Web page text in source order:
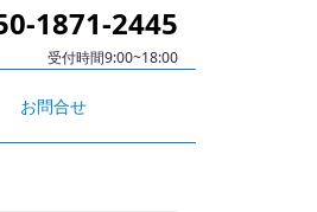
1871-2445
受付時間9:00~18:00
お問合せ